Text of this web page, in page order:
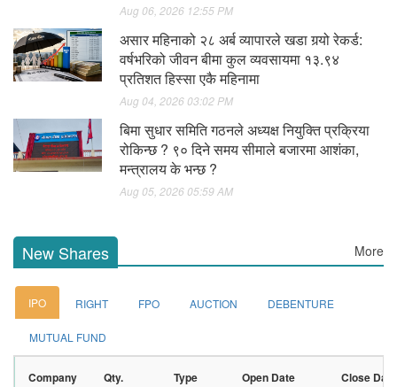
Aug 06, 2026 12:55 PM
असार महिनाको २८ अर्ब व्यापारले खडा गर्‍यो रेकर्ड:
वर्षभरिको जीवन बीमा कुल व्यवसायमा १३.९४
प्रतिशत हिस्सा एकै महिनामा
Aug 04, 2026 03:02 PM
बिमा सुधार समिति गठनले अध्यक्ष नियुक्ति प्रक्रिया
रोकिन्छ ? ९० दिने समय सीमाले बजारमा आशंका,
मन्त्रालय के भन्छ ?
Aug 05, 2026 05:59 AM
New Shares More
IPO RIGHT FPO AUCTION DEBENTURE
MUTUAL FUND
Company Qty. Type Open Date Close Date